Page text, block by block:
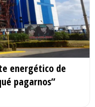
energético de
pagarnos”